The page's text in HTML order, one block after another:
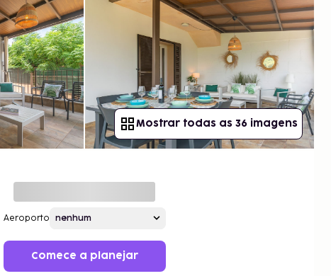
Mostrar todas as 36 imagens
Aeroporto
Comece a planejar